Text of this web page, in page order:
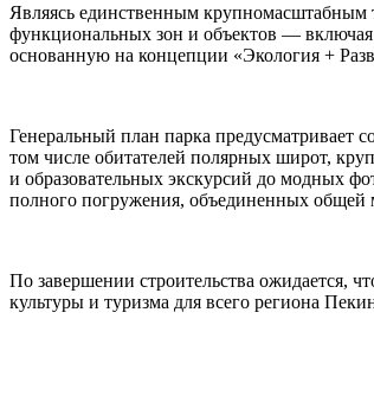
Являясь единственным крупномасштабным
функциональных зон и объектов —
основанную на концепции «Экология +
Генеральный план парка предусматривает
том числе обитателей полярных широт,
и образовательных экскурсий до модных
полного погружения, объединенных общей
По завершении строительства ожидается,
культуры и туризма для всего региона